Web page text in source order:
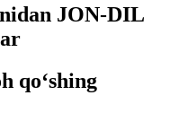
JON-DIL
qo‘shing